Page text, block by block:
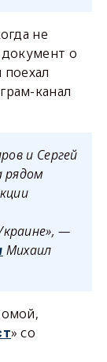
не
о
канал
и Сергей
рядом
—
Михаил
» со